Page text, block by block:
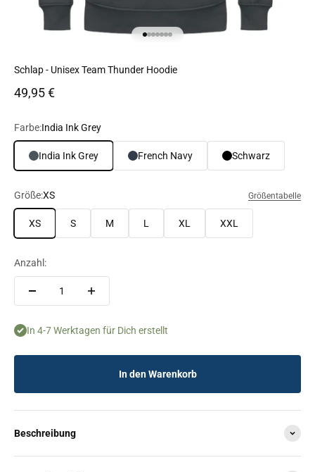
Schlap - Unisex Team Thunder Hoodie
Angebot
49,95 €
Farbe:India Ink Grey
India Ink Grey French Navy Schwarz
Größe:XS Größentabelle
XS S M L XL XXL
Anzahl:
In 4-7 Werktagen für Dich erstellt
In den Warenkorb
Beschreibung